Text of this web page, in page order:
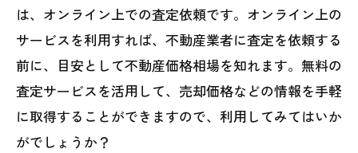
は、オンライン上での査定依頼です。オンライン上の
サービスを利用すれば、不動産業者に査定を依頼する
前に、目安として不動産価格相場を知れます。無料の
査定サービスを活用して、売却価格などの情報を手軽
に取得することができますので、利用してみてはいか
がでしょうか？